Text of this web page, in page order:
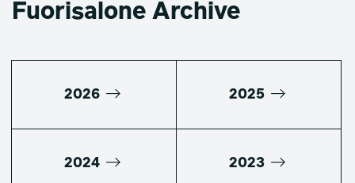
Fuorisalone Archive
2026 2025
2024 2023